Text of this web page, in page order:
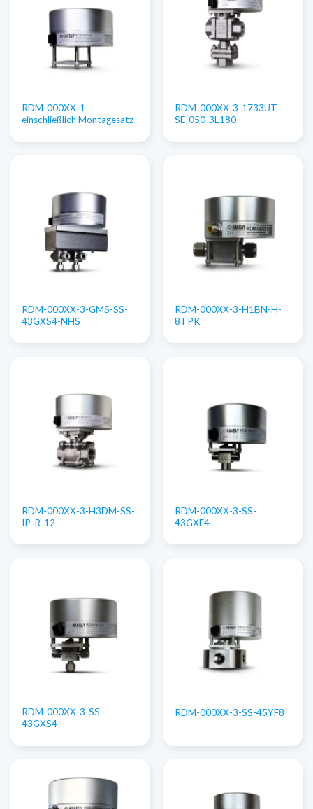
RDM-000XX-1-
einschließlich Montagesatz
RDM-000XX-3-1733UT-
SE-050-3L180
RDM-000XX-3-GMS-SS-
43GXS4-NHS
RDM-000XX-3-H1BN-H-
8TPK
RDM-000XX-3-H3DM-SS-
IP-R-12
RDM-000XX-3-SS-
43GXF4
RDM-000XX-3-SS-
43GXS4
RDM-000XX-3-SS-45YF8